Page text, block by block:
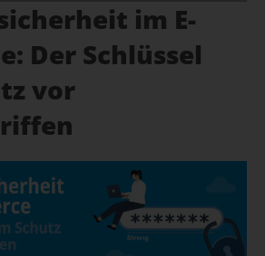
im E-
Der Schlüssel
vor